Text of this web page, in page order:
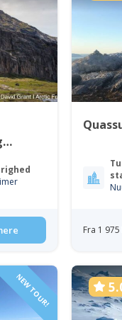
Fra 1 975
NEW TOUR!